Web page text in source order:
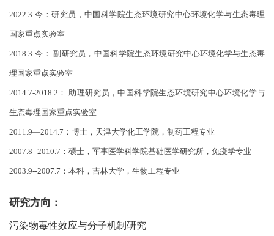
2022.3-今：研究员，中国科学院生态环境研究中心环境化学与生态毒理
国家重点实验室
2018.3-今： 副研究员，中国科学院生态环境研究中心环境化学与生态毒
理国家重点实验室
2014.7-2018.2： 助理研究员，中国科学院生态环境研究中心环境化学与
生态毒理国家重点实验室
2011.9—2014.7：博士，天津大学化工学院，制药工程专业
2007.8--2010.7：硕士，军事医学科学院基础医学研究所，免疫学专业
2003.9--2007.7：本科，吉林大学，生物工程专业
研究方向：
污染物毒性效应与分子机制研究